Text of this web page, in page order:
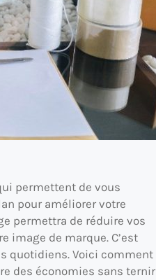
permettent de vous
pour améliorer votre
permettra de réduire vos
image de marque. C’est
quotidiens. Voici comment
des économies sans ternir